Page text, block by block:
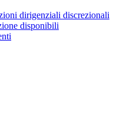
dirigenziali discrezionali
disponibili